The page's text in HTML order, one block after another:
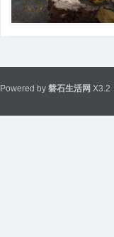
Powered by 磐石生活网 X3.2